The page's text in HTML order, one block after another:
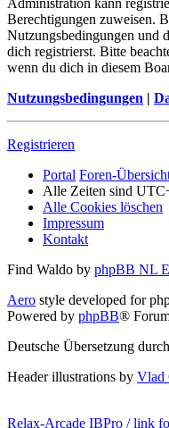
Berechtigungen zuweisen.
Nutzungsbedingungen und
dich registrierst. Bitte
wenn du dich in diesem
Nutzungsbedingungen |
Registrieren
Portal Foren-
Alle Zeiten sind
Alle Cookies löschen
Impressum
Kontakt
Find Waldo by phpBB NL
Aero style developed for
Powered by phpBB®
Deutsche Übersetzung durch
Header illustrations by Vlad
Relax-Arcade IBPro / link